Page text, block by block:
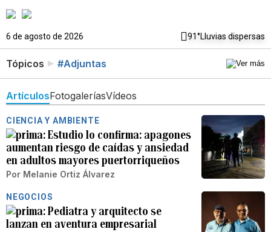
6 de agosto de 2026 91°Lluvias dispersas
Tópicos #Adjuntas
ArtículosFotogaleríasVídeos
CIENCIA Y AMBIENTE
Estudio lo confirma: apagones
aumentan riesgo de caídas y ansiedad
en adultos mayores puertorriqueños
Por Melanie Ortiz Álvarez
NEGOCIOS
Pediatra y arquitecto se
lanzan en aventura empresarial